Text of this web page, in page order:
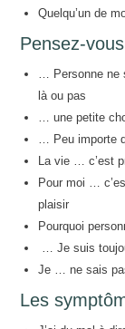
Quelqu’un de
Pensez-
… Personne ne
là ou pas
… une petite
… Peu importe
La vie … c’est
Pour moi …
plaisir
Pourquoi
… Je suis
Je … ne sais
Les